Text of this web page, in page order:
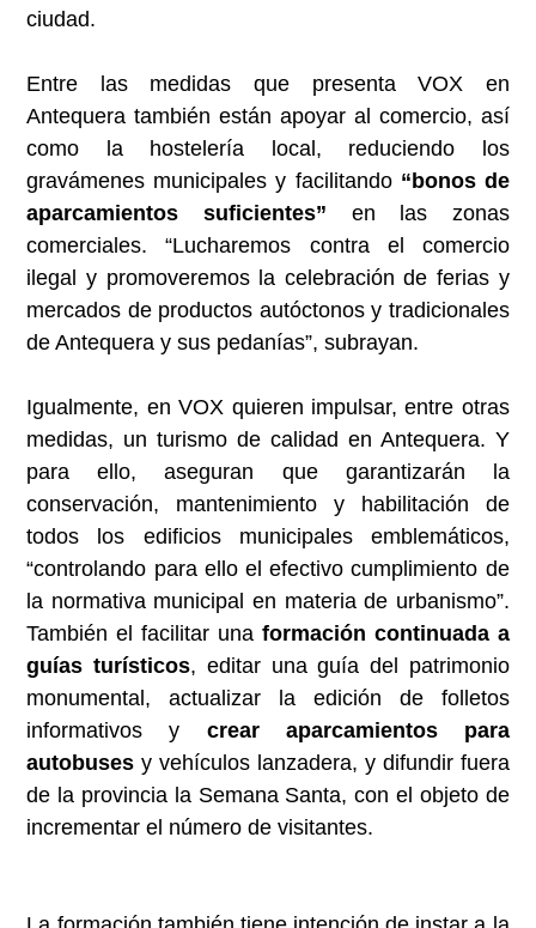
ciudad.
Entre las medidas que presenta VOX en
Antequera también están apoyar al comercio, así
como la hostelería local, reduciendo los
gravámenes municipales y facilitando “bonos de
aparcamientos suficientes” en las zonas
comerciales. “Lucharemos contra el comercio
ilegal y promoveremos la celebración de ferias y
mercados de productos autóctonos y tradicionales
de Antequera y sus pedanías”, subrayan.
Igualmente, en VOX quieren impulsar, entre otras
medidas, un turismo de calidad en Antequera. Y
para ello, aseguran que garantizarán la
conservación, mantenimiento y habilitación de
todos los edificios municipales emblemáticos,
“controlando para ello el efectivo cumplimiento de
la normativa municipal en materia de urbanismo”.
También el facilitar una formación continuada a
guías turísticos, editar una guía del patrimonio
monumental, actualizar la edición de folletos
informativos y crear aparcamientos para
autobuses y vehículos lanzadera, y difundir fuera
de la provincia la Semana Santa, con el objeto de
incrementar el número de visitantes.